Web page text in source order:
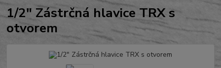
1/2" Zástrčná hlavice TRX s
otvorem